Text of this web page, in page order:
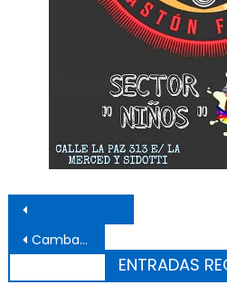
Navegación
Cambaceres proyecta crear un área de historia y museo en el club
ENTRADAS